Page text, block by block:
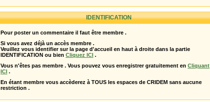
IDENTIFICATION
Pour poster un commentaire il faut être membre .
Si vous avez déjà un accès membre .
Veuillez vous identifier sur la page d'accueil en haut à droite dans la partie
IDENTIFICATION ou bien Cliquez ICI .
Vous n'êtes pas membre . Vous pouvez vous enregistrer gratuitement en Cliquant
ICI .
En étant membre vous accèderez à TOUS les espaces de CRIDEM sans aucune
restriction .